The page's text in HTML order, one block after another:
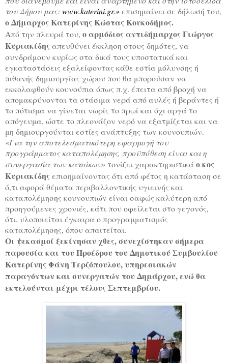
του Δήμου μας: www.katerini.gr.»επισημαίνει σε δήλωσή του,
ο Δήμαρχος Κατερίνης Κώστας Κουκοδήμος.
Από την πλευρά του, ο αρμόδιος αντιδήμαρχος Γιώργος
Κυριακίδηςαπευθύνει έκκληση στους δημότες, να
συνδράμουν κυρίως στα δικά τους υποστατικά και
εγκαταστάσεις εξαλείφοντας κάθε εστία μόλυνσης ή
πιθανής δημιουργίας χώρου που θα μπορούσαν να
εκκολαφθούν κουνούπια όπως π.χ. έπειτα από βροχή να
απομακρύνονται τα στάσιμα νερά από αυλές ή βεράντες ή
το πότισμα να γίνεται νωρίς το πρωί και όχι αργά το
απόγευμα, ώστε το πλεονάζον νερό να εξατμίζεται και να
μη δημιουργούνται εστίες ανάπτυξης των κουνουπιών.
«Για την αποτελεσματικότερη εφαρμογή του
προγράμματος καταπολέμησης, προϋπόθεση είναι και η
συνεργασία των κατοίκων» τονίζει χαρακτηριστικά ο κος
Κυριακίδηςεπισημαίνοντας ότι από φέτος η κατάσταση σε
ό,τι αφορά θέματα περιβαλλοντικής υγιεινής και
καταπολέμησης κουνουπιών είναι σαφώς καλύτερη από
προηγούμενες χρονιές, κάτι που οφείλεται στο γεγονός,
ότι, υλοποιείται έγκαιρα ο προγραμματισμός
καταπολέμησης, όπου απαιτείται.
Οι ψεκασμοί ξεκίνησαν χθες, συνεχίστηκαν σήμερα
παρουσία και του Προέδρου του Δημοτικού Συμβουλίου
Κατερίνης Φάνη Τερζόπουλου, υπηρεσιακών
παραγόντων και συνεργατών του Δημάρχου, ενώ θα
εκτελούνται μέχρι τέλους Σεπτεμβρίου.